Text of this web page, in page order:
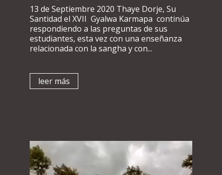
13 de Septiembre 2020 Thaye Dorje, Su
Santidad el XVII Gyalwa Karmapa continúa
respondiendo a las preguntas de sus
estudiantes, esta vez con una enseñanza
relacionada con la sangha y con...
leer más